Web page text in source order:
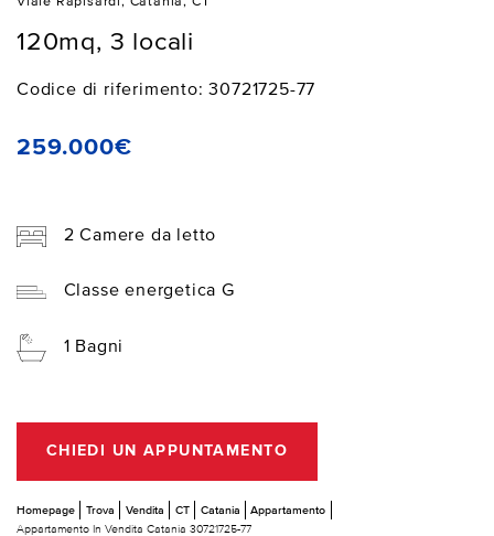
120mq, 3 locali
Codice di riferimento: 30721725-77
259.000€
2 Camere da letto
Classe energetica G
1 Bagni
CHIEDI UN APPUNTAMENTO
Homepage Trova Vendita CT Catania
Appartamento
Appartamento In Vendita Catania 30721725-77